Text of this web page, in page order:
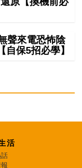
聲來電恐怖陰
保5招必學】
活